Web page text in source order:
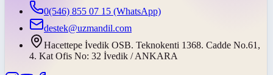
0(546) 855 07 15 (WhatsApp)
destek@uzmandil.com
Hacettepe İvedik OSB. Teknokenti 1368. Cadde No.61,
4. Kat Ofis No: 32 İvedik / ANKARA